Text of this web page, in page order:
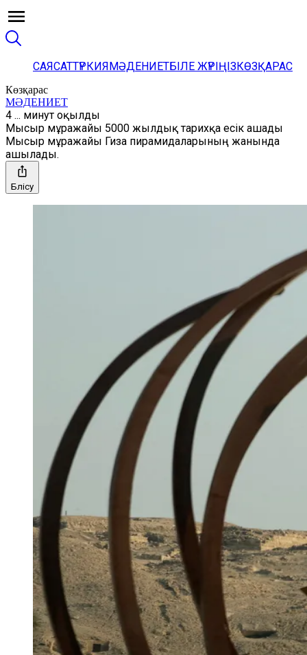
САЯСАТТҮРКИЯМӘДЕНИЕТБІЛЕ ЖҮРІҢІЗКӨЗҚАРАС
Көзқарас
МӘДЕНИЕТ
4 ... минут оқылды
Мысыр мұражайы 5000 жылдық тарихқа есік ашады
Мысыр мұражайы Гиза пирамидаларының жанында
ашылады.
Бөлісу